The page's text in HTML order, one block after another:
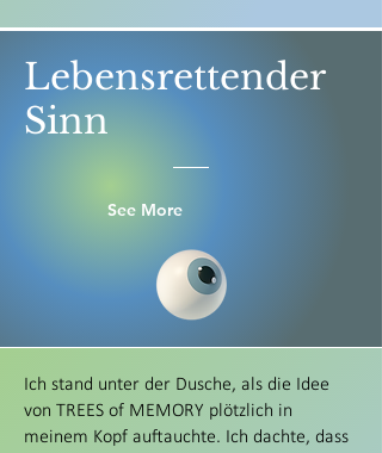
Lebensrettender
Sinn
See More
Ich stand unter der Dusche, als die Idee
von TREES of MEMORY plötzlich in
meinem Kopf auftauchte. Ich dachte, dass